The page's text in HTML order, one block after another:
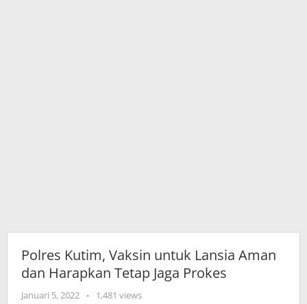
Polres Kutim, Vaksin untuk Lansia Aman
dan Harapkan Tetap Jaga Prokes
Januari 5, 2022 oleh
-
1,481 views